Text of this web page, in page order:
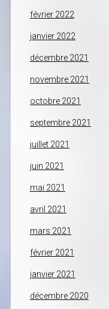
février 2022
janvier 2022
décembre 2021
novembre 2021
octobre 2021
septembre 2021
juillet 2021
juin 2021
mai 2021
avril 2021
mars 2021
février 2021
janvier 2021
décembre 2020